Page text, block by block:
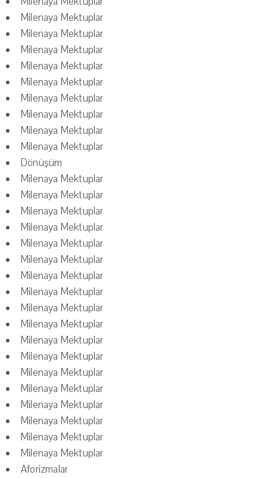
Milenaya Mektuplar
Milenaya Mektuplar
Milenaya Mektuplar
Milenaya Mektuplar
Milenaya Mektuplar
Milenaya Mektuplar
Milenaya Mektuplar
Milenaya Mektuplar
Milenaya Mektuplar
Dönüşüm
Milenaya Mektuplar
Milenaya Mektuplar
Milenaya Mektuplar
Milenaya Mektuplar
Milenaya Mektuplar
Milenaya Mektuplar
Milenaya Mektuplar
Milenaya Mektuplar
Milenaya Mektuplar
Milenaya Mektuplar
Milenaya Mektuplar
Milenaya Mektuplar
Milenaya Mektuplar
Milenaya Mektuplar
Milenaya Mektuplar
Milenaya Mektuplar
Milenaya Mektuplar
Milenaya Mektuplar
Aforizmalar